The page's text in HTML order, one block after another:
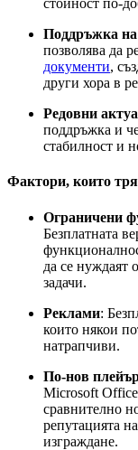
стойност по-
Поддръжка
позволява да
документи,
други хора в
Редовни
поддръжка и
стабилност и
Фактори, които
Ограничени
Безплатната
да се нуждаят
задачи.
Реклами:
които някои
натрапчиви.
По-нов
Microsoft
сравнително
репутацията
изграждане.